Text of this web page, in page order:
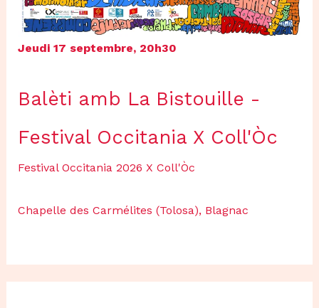
Jeudi 17 septembre, 20h30
Balèti amb La Bistouille -
Festival Occitania X Coll'Òc
Festival Occitania 2026 X Coll'Òc
Chapelle des Carmélites (Tolosa), Blagnac